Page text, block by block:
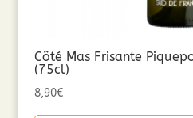
Côté Mas Frisante
(75cl)
8,90€